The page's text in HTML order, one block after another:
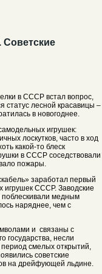
Советские
в СССР встал вопрос,
статус лесной красавицы –
в новогоднее.
игрушек:
лоскутков, часто в ход
какой-то блеск
в СССР соседствовали
пожары.
заработал первый
игрушек СССР. Заводские
поблескивали медным
наряднее, чем с
и связаны с
государства, несли
период смелых открытий,
советские
на дрейфующей льдине.